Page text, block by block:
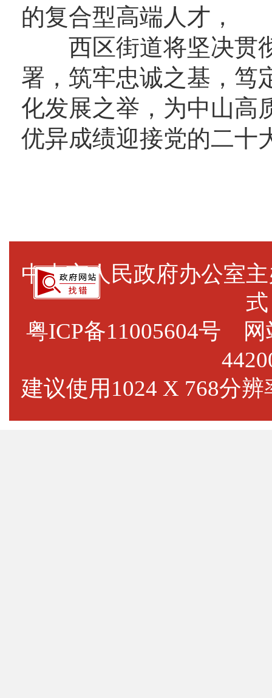
的复合型高端人才，
西区街道将坚决贯彻
署，筑牢忠诚之基，笃
化发展之举，为中山高
优异成绩迎接党的二十
中山市人民政府办公
式
粤ICP备11005604号 网
建议使用1024 X 768分